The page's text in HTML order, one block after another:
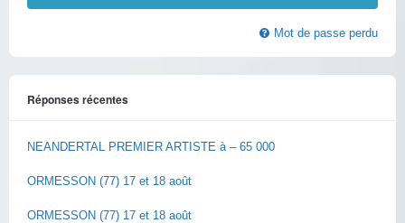
Mot de passe perdu
Réponses récentes
NEANDERTAL PREMIER ARTISTE à – 65 000
ORMESSON (77) 17 et 18 août
ORMESSON (77) 17 et 18 août